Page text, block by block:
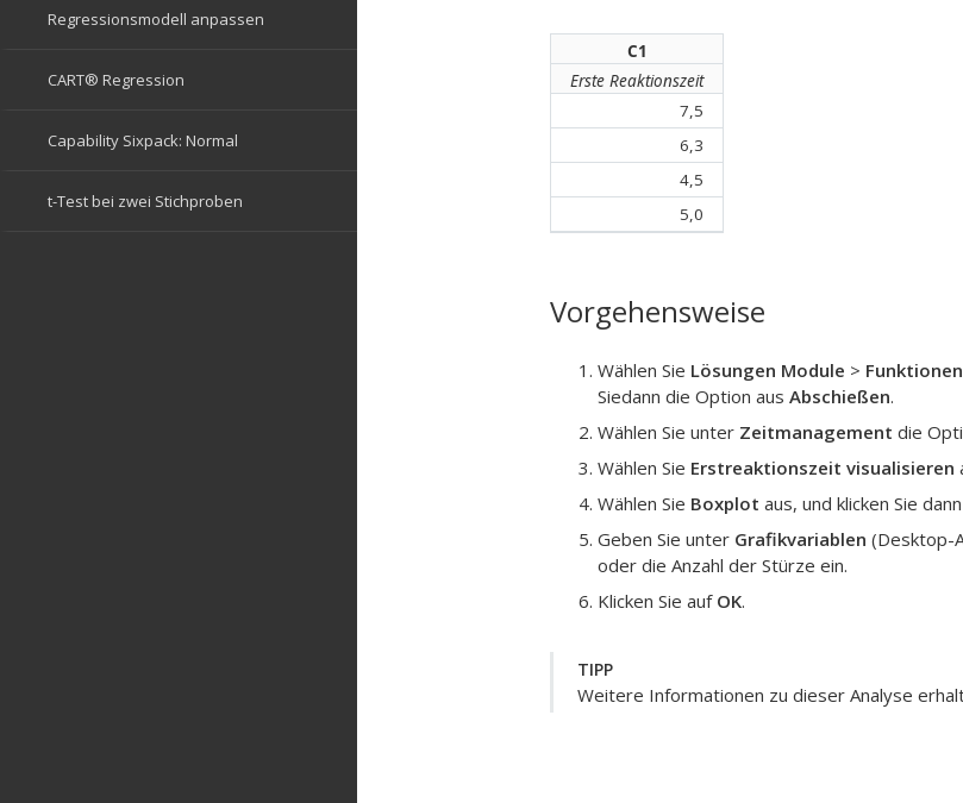
C1
Erste Reaktionszeit
7,5
6,3
4,5
5,0
Vorgehensweise
Wählen Sie Lösungen Module > Funktionen
Siedann die Option aus Abschießen.
Wählen Sie unter Zeitmanagement die
Wählen Sie Erstreaktionszeit visualisieren
Wählen Sie Boxplot aus, und klicken Sie
Geben Sie unter Grafikvariablen (Desktop-
oder die Anzahl der Stürze ein.
Klicken Sie auf OK.
TIPP
Weitere Informationen zu dieser Analyse